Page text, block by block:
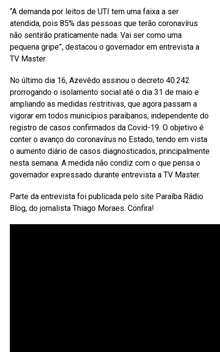
“A demanda por leitos de UTI tem uma faixa a ser
atendida, pois 85% das pessoas que terão coronavírus
não sentirão praticamente nada. Vai ser como uma
pequena gripe”, destacou o governador em entrevista a
TV Master.
No último dia 16, Azevêdo assinou o decreto 40.242
prorrogando o isolamento social até o dia 31 de maio e
ampliando as medidas restritivas, que agora passam a
vigorar em todos municípios paraibanos, independente do
registro de casos confirmados da Covid-19. O objetivo é
conter o avanço do coronavírus no Estado, tendo em vista
o aumento diário de casos diagnosticados, principalmente
nesta semana. A medida não condiz com o que pensa o
governador expressado durante entrevista a TV Master.
Parte da entrevista foi publicada pelo site Paraíba Rádio
Blog, do jornalista Thiago Moraes. Confira!